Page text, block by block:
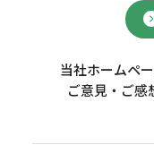
当社ホームペ
ご意見・ご感